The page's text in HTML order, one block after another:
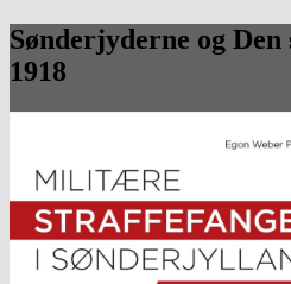
Sønderjyderne og
1918